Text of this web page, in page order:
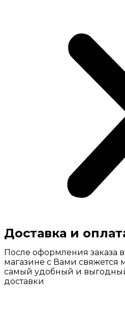
Доставка и
После оформления заказа
магазине с Вами
самый удобный и
доставки